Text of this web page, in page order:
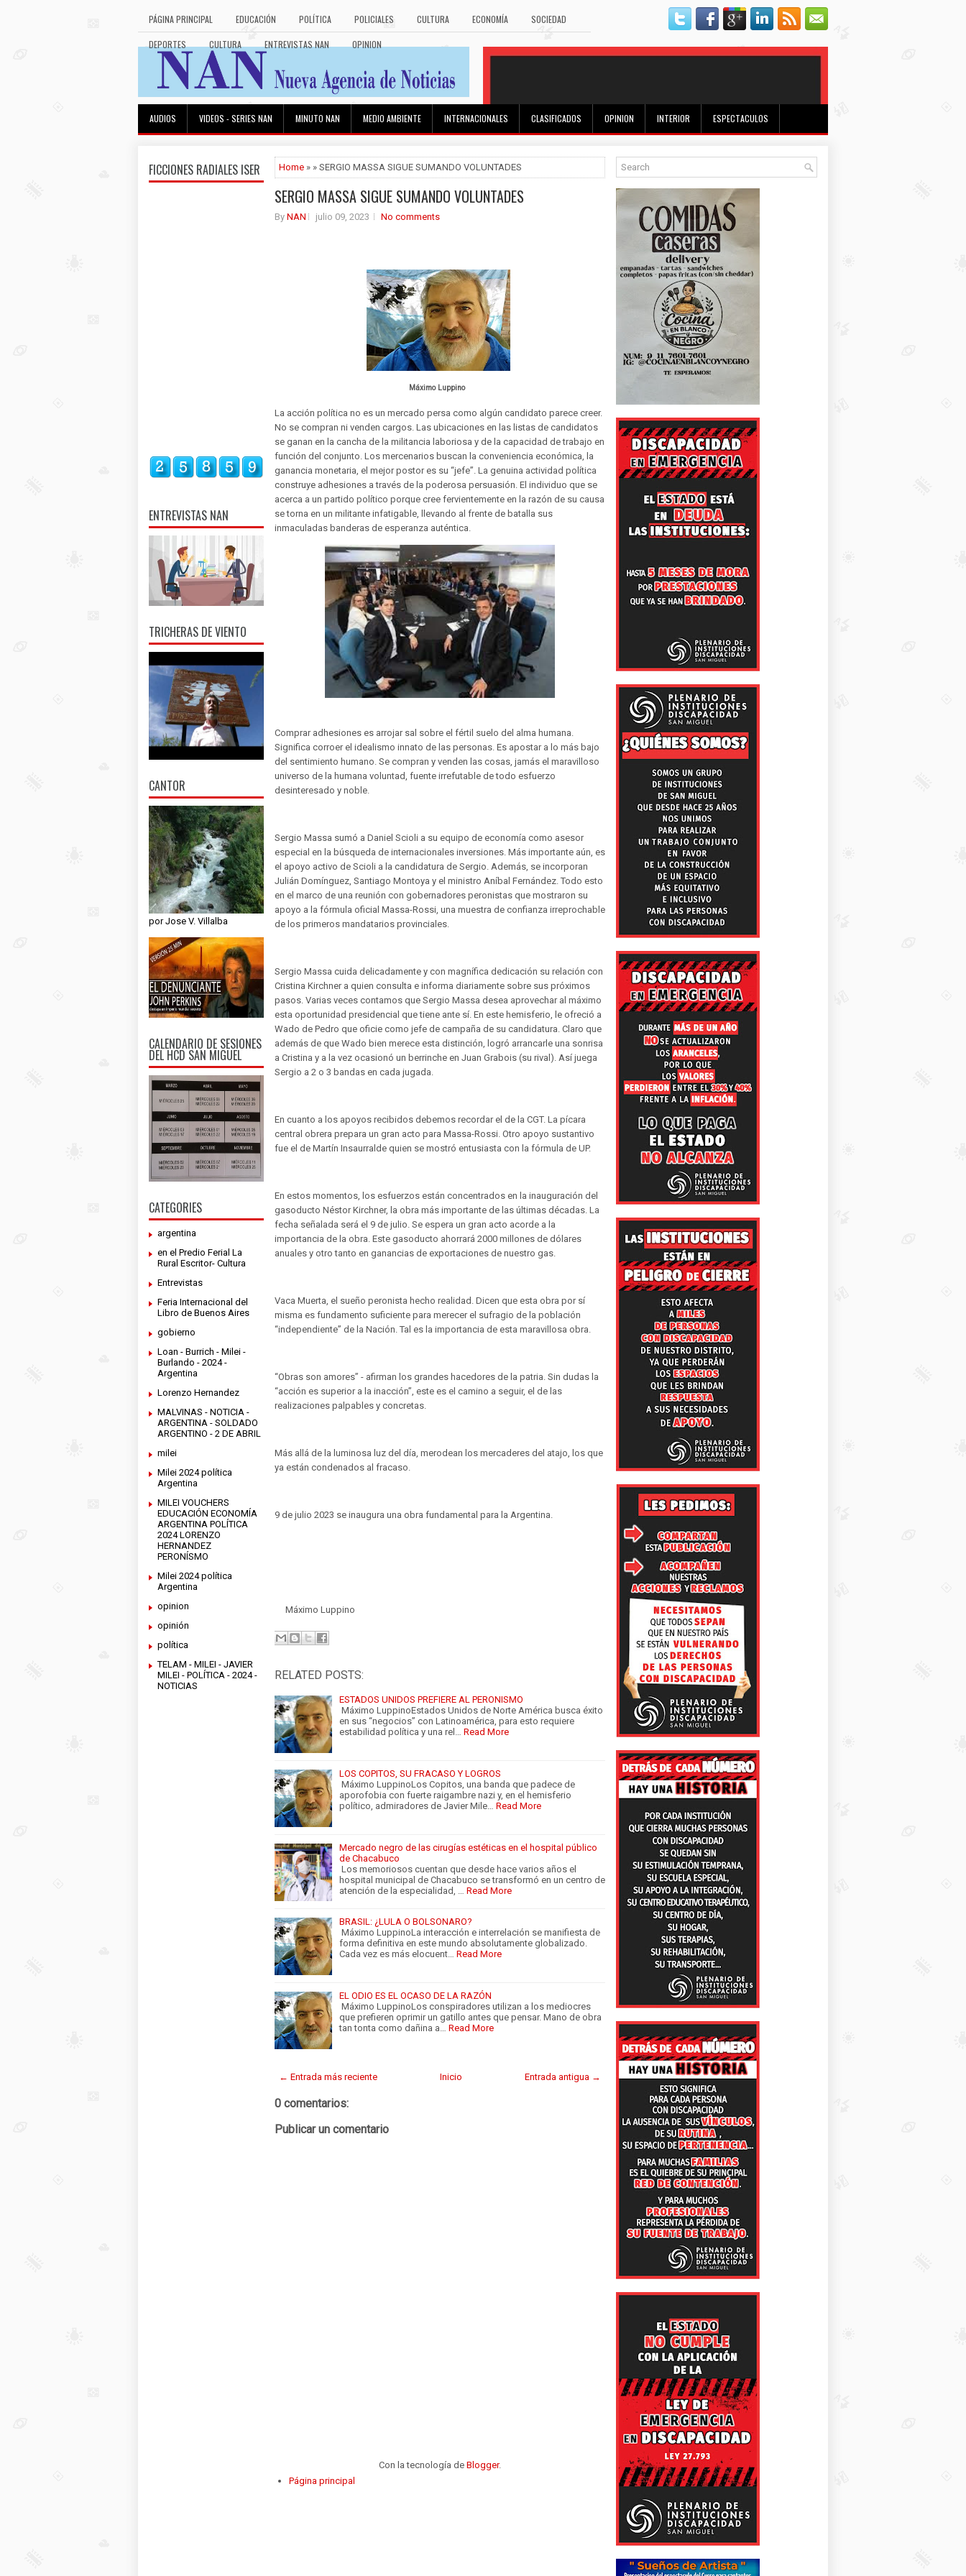
PÁGINA PRINCIPAL EDUCACIÓN POLÍTICA POLICIALES CULTURA ECONOMÍA SOCIEDAD
DEPORTES CULTURA ENTREVISTAS NAN OPINION
AUDIOS VIDEOS - SERIES NAN MINUTO NAN MEDIO AMBIENTE INTERNACIONALES CLASIFICADOS OPINION INTERIOR ESPECTACULOS
FICCIONES RADIALES ISER
ENTREVISTAS NAN
TRICHERAS DE VIENTO
CANTOR
por Jose V. Villalba
CALENDARIO DE SESIONES
DEL HCD SAN MIGUEL
CATEGORIES
argentina
en el Predio Ferial La
Rural Escritor- Cultura
Entrevistas
Feria Internacional del
Libro de Buenos Aires
gobierno
Loan - Burrich - Milei -
Burlando - 2024 -
Argentina
Lorenzo Hernandez
MALVINAS - NOTICIA -
ARGENTINA - SOLDADO
ARGENTINO - 2 DE ABRIL
milei
Milei 2024 política
Argentina
MILEI VOUCHERS
EDUCACIÓN ECONOMÍA
ARGENTINA POLÍTICA
2024 LORENZO
HERNANDEZ
PERONÍSMO
Milei 2024 política
Argentina
opinion
opinión
política
TELAM - MILEI - JAVIER
MILEI - POLÍTICA - 2024 -
NOTICIAS
Home » » SERGIO MASSA SIGUE SUMANDO VOLUNTADES
SERGIO MASSA SIGUE SUMANDO VOLUNTADES
By NAN julio 09, 2023 No comments
Máximo Luppino
La acción política no es un mercado persa como algún candidato parece creer.
No se compran ni venden cargos. Las ubicaciones en las listas de candidatos
se ganan en la cancha de la militancia laboriosa y de la capacidad de trabajo en
función del conjunto. Los mercenarios buscan la conveniencia económica, la
ganancia monetaria, el mejor postor es su “jefe”. La genuina actividad política
construye adhesiones a través de la poderosa persuasión. El individuo que se
acerca a un partido político porque cree fervientemente en la razón de su causa
se torna en un militante infatigable, llevando al frente de batalla sus
inmaculadas banderas de esperanza auténtica.
Comprar adhesiones es arrojar sal sobre el fértil suelo del alma humana.
Significa corroer el idealismo innato de las personas. Es apostar a lo más bajo
del sentimiento humano. Se compran y venden las cosas, jamás el maravilloso
universo de la humana voluntad, fuente irrefutable de todo esfuerzo
desinteresado y noble.
Sergio Massa sumó a Daniel Scioli a su equipo de economía como asesor
especial en la búsqueda de internacionales inversiones. Más importante aún, es
el apoyo activo de Scioli a la candidatura de Sergio. Además, se incorporan
Julián Domínguez, Santiago Montoya y el ministro Aníbal Fernández. Todo esto
en el marco de una reunión con gobernadores peronistas que mostraron su
apoyo a la fórmula oficial Massa-Rossi, una muestra de confianza irreprochable
de los primeros mandatarios provinciales.
Sergio Massa cuida delicadamente y con magnífica dedicación su relación con
Cristina Kirchner a quien consulta e informa diariamente sobre sus próximos
pasos. Varias veces contamos que Sergio Massa desea aprovechar al máximo
esta oportunidad presidencial que tiene ante sí. En este hemisferio, le ofreció a
Wado de Pedro que oficie como jefe de campaña de su candidatura. Claro que
además de que Wado bien merece esta distinción, logró arrancarle una sonrisa
a Cristina y a la vez ocasionó un berrinche en Juan Grabois (su rival). Así juega
Sergio a 2 o 3 bandas en cada jugada.
En cuanto a los apoyos recibidos debemos recordar el de la CGT. La pícara
central obrera prepara un gran acto para Massa-Rossi. Otro apoyo sustantivo
fue el de Martín Insaurralde quien se mostró entusiasta con la fórmula de UP.
En estos momentos, los esfuerzos están concentrados en la inauguración del
gasoducto Néstor Kirchner, la obra más importante de las últimas décadas. La
fecha señalada será el 9 de julio. Se espera un gran acto acorde a la
importancia de la obra. Este gasoducto ahorrará 2000 millones de dólares
anuales y otro tanto en ganancias de exportaciones de nuestro gas.
Vaca Muerta, el sueño peronista hecho realidad. Dicen que esta obra por sí
misma es fundamento suficiente para merecer el sufragio de la población
“independiente” de la Nación. Tal es la importancia de esta maravillosa obra.
“Obras son amores” - afirman los grandes hacedores de la patria. Sin dudas la
“acción es superior a la inacción”, este es el camino a seguir, el de las
realizaciones palpables y concretas.
Más allá de la luminosa luz del día, merodean los mercaderes del atajo, los que
ya están condenados al fracaso.
9 de julio 2023 se inaugura una obra fundamental para la Argentina.
Máximo Luppino
RELATED POSTS:
ESTADOS UNIDOS PREFIERE AL PERONISMO
Máximo LuppinoEstados Unidos de Norte América busca éxito
en sus “negocios” con Latinoamérica, para esto requiere
estabilidad política y una rel… Read More
LOS COPITOS, SU FRACASO Y LOGROS
Máximo LuppinoLos Copitos, una banda que padece de
aporofobia con fuerte raigambre nazi y, en el hemisferio
político, admiradores de Javier Mile… Read More
Mercado negro de las cirugías estéticas en el hospital público
de Chacabuco
Los memoriosos cuentan que desde hace varios años el
hospital municipal de Chacabuco se transformó en un centro de
atención de la especialidad, … Read More
BRASIL: ¿LULA O BOLSONARO?
Máximo LuppinoLa interacción e interrelación se manifiesta de
forma definitiva en este mundo absolutamente globalizado.
Cada vez es más elocuent… Read More
EL ODIO ES EL OCASO DE LA RAZÓN
Máximo LuppinoLos conspiradores utilizan a los mediocres
que prefieren oprimir un gatillo antes que pensar. Mano de obra
tan tonta como dañina a… Read More
← Entrada más reciente Entrada antigua →
Inicio
0 comentarios:
Publicar un comentario
Con la tecnología de Blogger.
Página principal